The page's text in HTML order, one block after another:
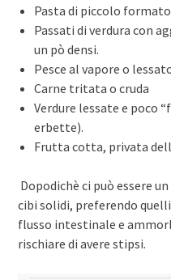
Pasta di piccolo
Passati di verdura con
un pò densi.
Pesce al vapore o
Carne tritata o cruda
Verdure lessate e poco
erbette).
Frutta cotta, privata
Dopodichè ci può essere
cibi solidi, preferendo
flusso intestinale e
rischiare di avere stipsi.